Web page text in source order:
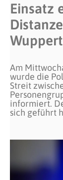
Einsatz
Am
wurde die
Streit
informiert.
sich geführt